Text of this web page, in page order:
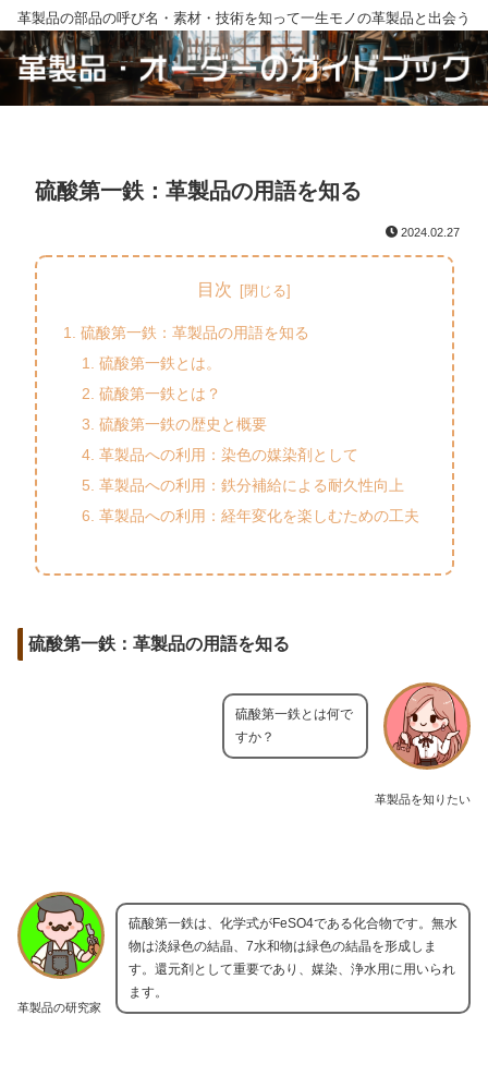
革製品の部品の呼び名・素材・技術を知って一生モノの革製品と出会う
硫酸第一鉄：革製品の用語を知る
2024.02.27
目次
硫酸第一鉄：革製品の用語を知る
硫酸第一鉄とは。
硫酸第一鉄とは？
硫酸第一鉄の歴史と概要
革製品への利用：染色の媒染剤として
革製品への利用：鉄分補給による耐久性向上
革製品への利用：経年変化を楽しむための工夫
硫酸第一鉄：革製品の用語を知る
革製品を知りたい
硫酸第一鉄とは何で
すか？
革製品の研究家
硫酸第一鉄は、化学式がFeSO4である化合物です。無水
物は淡緑色の結晶、7水和物は緑色の結晶を形成しま
す。還元剤として重要であり、媒染、浄水用に用いられ
ます。